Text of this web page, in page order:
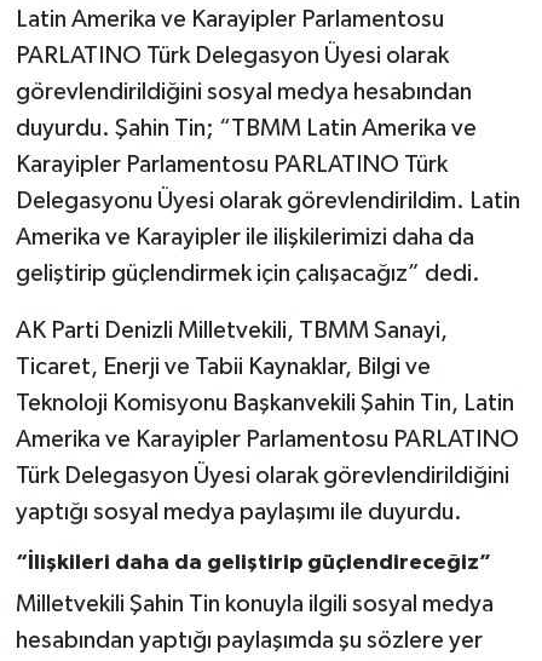
Latin Amerika ve Karayipler Parlamentosu
PARLATINO Türk Delegasyon Üyesi olarak
görevlendirildiğini sosyal medya hesabından
duyurdu. Şahin Tin; “TBMM Latin Amerika ve
Karayipler Parlamentosu PARLATINO Türk
Delegasyonu Üyesi olarak görevlendirildim. Latin
Amerika ve Karayipler ile ilişkilerimizi daha da
geliştirip güçlendirmek için çalışacağız” dedi.
AK Parti Denizli Milletvekili, TBMM Sanayi,
Ticaret, Enerji ve Tabii Kaynaklar, Bilgi ve
Teknoloji Komisyonu Başkanvekili Şahin Tin, Latin
Amerika ve Karayipler Parlamentosu PARLATINO
Türk Delegasyon Üyesi olarak görevlendirildiğini
yaptığı sosyal medya paylaşımı ile duyurdu.
“İlişkileri daha da geliştirip güçlendireceğiz”
Milletvekili Şahin Tin konuyla ilgili sosyal medya
hesabından yaptığı paylaşımda şu sözlere yer